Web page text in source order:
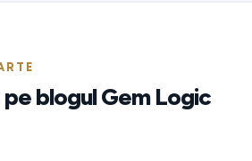
blogul Gem Logic